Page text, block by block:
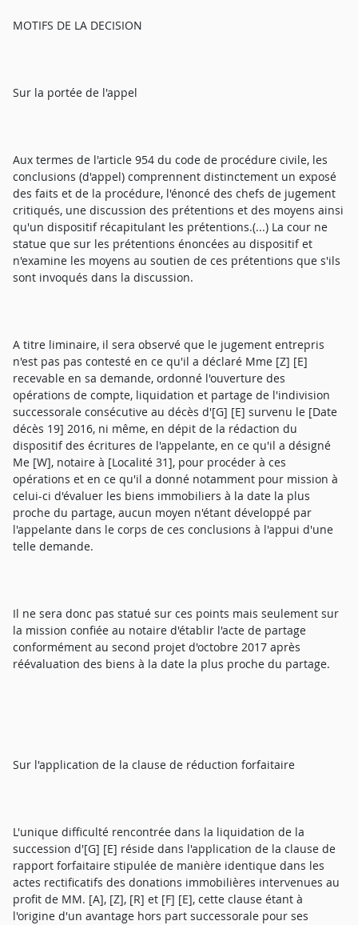
MOTIFS DE LA DECISION
Sur la portée de l'appel
Aux termes de l'article 954 du code de procédure civile, les
conclusions (d'appel) comprennent distinctement un exposé
des faits et de la procédure, l'énoncé des chefs de jugement
critiqués, une discussion des prétentions et des moyens ainsi
qu'un dispositif récapitulant les prétentions.(...) La cour ne
statue que sur les prétentions énoncées au dispositif et
n'examine les moyens au soutien de ces prétentions que s'ils
sont invoqués dans la discussion.
A titre liminaire, il sera observé que le jugement entrepris
n'est pas pas contesté en ce qu'il a déclaré Mme [Z] [E]
recevable en sa demande, ordonné l'ouverture des
opérations de compte, liquidation et partage de l'indivision
successorale consécutive au décès d'[G] [E] survenu le [Date
décès 19] 2016, ni même, en dépit de la rédaction du
dispositif des écritures de l'appelante, en ce qu'il a désigné
Me [W], notaire à [Localité 31], pour procéder à ces
opérations et en ce qu'il a donné notamment pour mission à
celui-ci d'évaluer les biens immobiliers à la date la plus
proche du partage, aucun moyen n'étant développé par
l'appelante dans le corps de ces conclusions à l'appui d'une
telle demande.
Il ne sera donc pas statué sur ces points mais seulement sur
la mission confiée au notaire d'établir l'acte de partage
conformément au second projet d'octobre 2017 après
réévaluation des biens à la date la plus proche du partage.
Sur l'application de la clause de réduction forfaitaire
L'unique difficulté rencontrée dans la liquidation de la
succession d'[G] [E] réside dans l'application de la clause de
rapport forfaitaire stipulée de manière identique dans les
actes rectificatifs des donations immobilières intervenues au
profit de MM. [A], [Z], [R] et [F] [E], cette clause étant à
l'origine d'un avantage hors part successorale pour ses